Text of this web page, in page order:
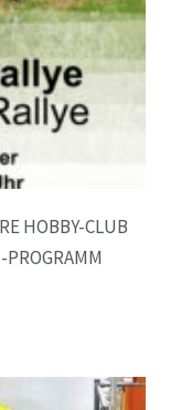
HOBBY-CLUB